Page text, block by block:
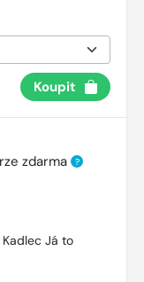
Koupit
zdarma ?
Kadlec Já to